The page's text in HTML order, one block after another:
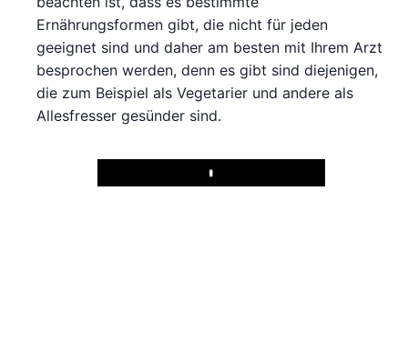
Ernährungsformen gibt, die nicht für jeden
geeignet sind und daher am besten mit Ihrem Arzt
besprochen werden, denn es gibt sind diejenigen,
die zum Beispiel als Vegetarier und andere als
Allesfresser gesünder sind.
Play